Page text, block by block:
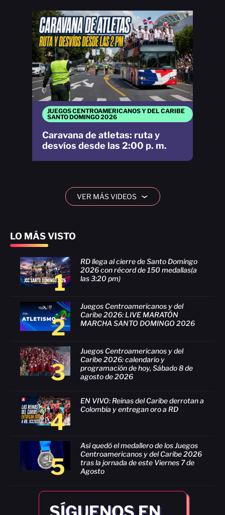
LO MÁS VISTO
1
RD llega al cierre de Santo Domingo
2026 con récord de 150 medallas(a
las 3:20 pm)
2
Juegos Centroamericanos y del
Caribe 2026: LIVE MARATÓN
MARCHA SANTO DOMINGO 2026
3
Juegos Centroamericanos y del
Caribe 2026: calendario y
programación de hoy, Sábado 8 de
agosto de 2026
4
EN VIVO: Reinas del Caribe derrotan a
Colombia y entregan oro a RD
5
Así quedó el medallero de los Juegos
Centroamericanos y del Caribe 2026
tras la jornada de este Viernes 7 de
Agosto
JUEGOS CENTROAMERICANOS Y DEL CARIBE
SANTO DOMINGO 2026
Caravana de atletas: ruta y
desvíos desde las 2:00 p. m.
VER MÁS VIDEOS ›